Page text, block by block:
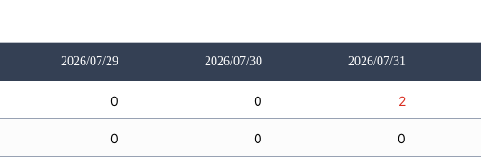
2026/07/29 2026/07/30 2026/07/31
0 0 2
0 0 0